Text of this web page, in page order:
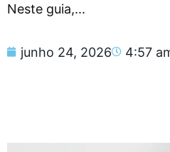
Neste guia,...
junho 24, 2026 4:57